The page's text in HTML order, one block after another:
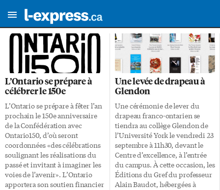
L’Ontario se prépare à
célébrer le 150e
L’Ontario se prépare à fêter l’an
prochain le 150e anniversaire
de la Confédération avec
Ontario150, d’où seront
coordonnées «des célébrations
soulignant les réalisations du
passé et invitant à imaginer les
voies de l’avenir». L’Ontario
apportera son soutien financier
Une levée de drapeau à
Glendon
Une cérémonie de lever du
drapeau franco-ontarien se
tiendra au collège Glendon de
l’Université York le vendredi 23
septembre à 11h30, devant le
Centre d’excellence, à l’entrée
du campus. À cette occasion, les
Éditions du Gref du professeur
Alain Baudot, hébergées à